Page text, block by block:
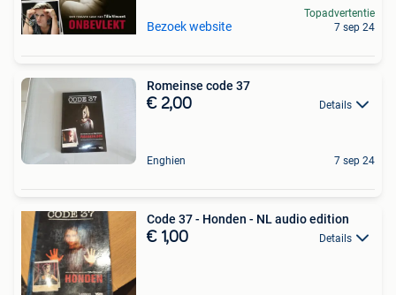
Bezoek website
Topadvertentie
7 sep 24
Romeinse code 37
€ 2,00 Details
Enghien 7 sep 24
Code 37 - Honden - NL audio edition
€ 1,00 Details